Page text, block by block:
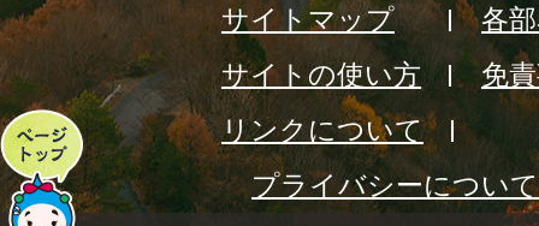
ペ
ー
サイトマップ
各
サイトの使い方
免
リンクについて
プライバシーについて